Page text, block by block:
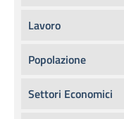
Lavoro
Popolazione
Settori Economici